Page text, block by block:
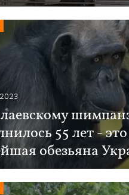
55 лет - это
обезьяна